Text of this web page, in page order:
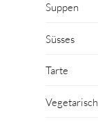
Suppen
Süsses
Tarte
Vegetarisch